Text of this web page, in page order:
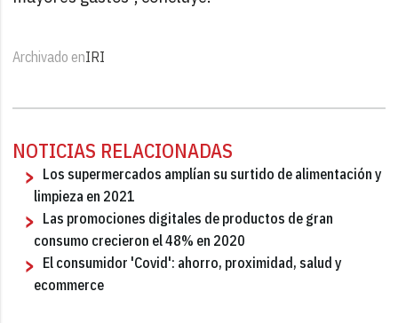
Archivado enIRI
NOTICIAS RELACIONADAS
Los supermercados amplían su surtido de alimentación y
limpieza en 2021
Las promociones digitales de productos de gran
consumo crecieron el 48% en 2020
El consumidor 'Covid': ahorro, proximidad, salud y
ecommerce